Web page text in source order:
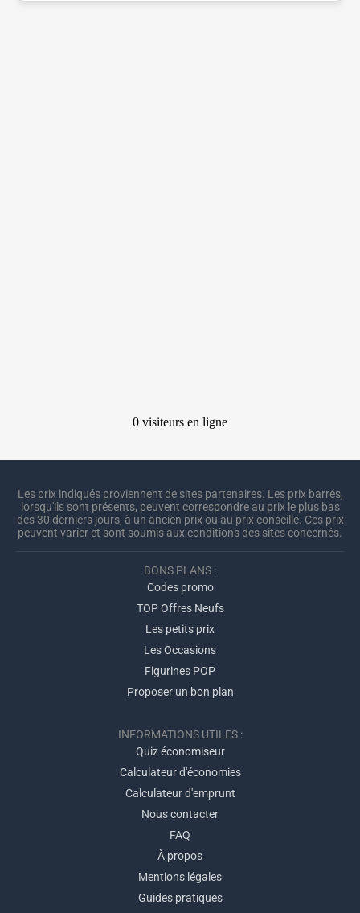
Les prix indiqués proviennent de sites partenaires. Les prix barrés,
lorsqu'ils sont présents, peuvent correspondre au prix le plus bas
des 30 derniers jours, à un ancien prix ou au prix conseillé. Ces prix
peuvent varier et sont soumis aux conditions des sites concernés.
BONS PLANS :
Codes promo
TOP Offres Neufs
Les petits prix
Les Occasions
Figurines POP
Proposer un bon plan
INFORMATIONS UTILES :
Quiz économiseur
Calculateur d'économies
Calculateur d'emprunt
Nous contacter
FAQ
À propos
Mentions légales
Guides pratiques